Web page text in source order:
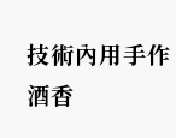
技術內用手
酒香